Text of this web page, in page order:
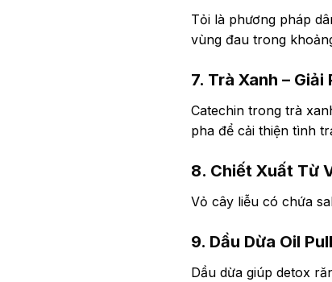
Tỏi là phương pháp
vùng đau trong
7. Trà Xanh –
Catechin trong trà
pha để cải thiện tình
8. Chiết Xuất Từ
Vỏ cây liễu có chứa
9. Dầu Dừa Oil
Dầu dừa giúp detox